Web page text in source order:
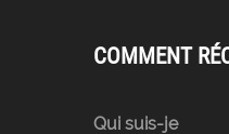
COMMENT
Qui suis-je